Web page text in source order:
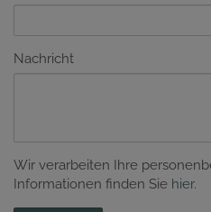
Nachricht
Wir verarbeiten Ihre
Informationen finden Sie hier.